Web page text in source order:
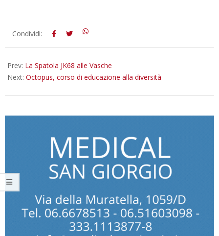
2016-
Condividi:
Prev: La Spatola JK68 alle Vasche
Next: Octopus, corso di educazione alla diversità